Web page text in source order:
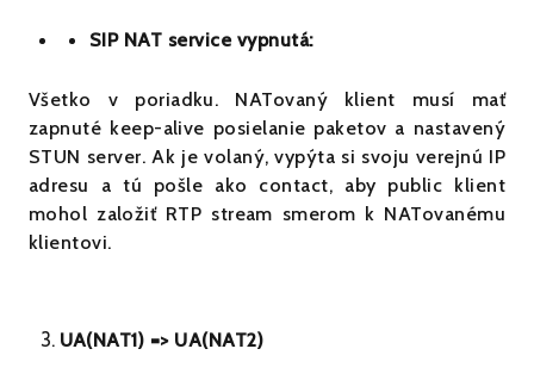
SIP NAT service vypnutá:
Všetko v poriadku. NATovaný klient musí mať
zapnuté keep-alive posielanie paketov a nastavený
STUN server. Ak je volaný, vypýta si svoju verejnú IP
adresu a tú pošle ako contact, aby public klient
mohol založiť RTP stream smerom k NATovanému
klientovi.
UA(NAT1) => UA(NAT2)